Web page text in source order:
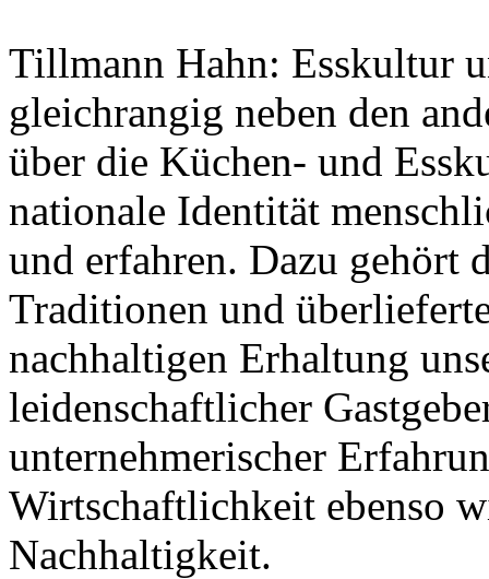
Nachhaltigkeit ist
mir wichtig.
Modernes Kochen mit dem Blick für
Regionalität, Frische und
Wirtschaftlichkeit.
Geheimnisse, die
keine sind.
Für Liebhaber der einfachen und
regionalen Küche. Nachkochbar, aber
immer mit der besonderen Note.
Tillmann Hahn: Esskultur
gleichrangig neben den
über die Küchen- und
nationale Identität
und erfahren. Dazu gehört
Traditionen und
nachhaltigen Erhaltung
leidenschaftlicher
unternehmerischer
Wirtschaftlichkeit ebenso
Nachhaltigkeit.